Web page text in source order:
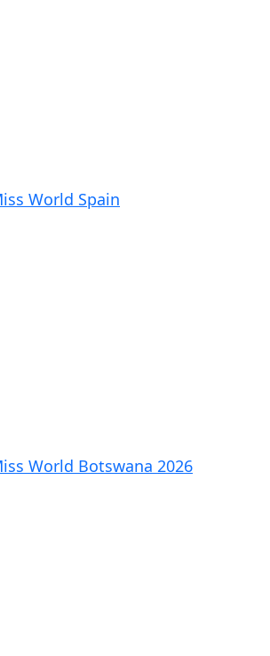
World Spain
World Botswana 2026